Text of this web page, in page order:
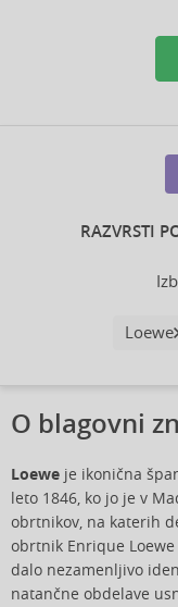
RAZVRSTI
Loewe
O blagovni
Loewe je ikonična
leto 1846, ko jo je v
obrtnikov, na katerih
obrtnik Enrique
dalo nezamenljivo
natančne obdelave